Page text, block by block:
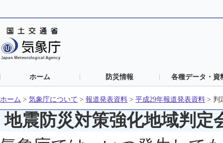
ホーム 防災情報 各種データ・資
ホーム > 気象庁について > 報道発表資料 > 平成29年報道発表資料 > 判
地震防災対策強化地域判定